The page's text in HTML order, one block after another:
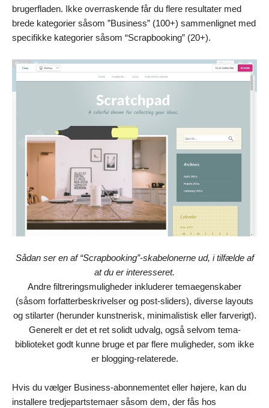
brugerfladen. Ikke overraskende får du flere resultater med
brede kategorier såsom ”Business” (100+) sammenlignet med
specifikke kategorier såsom “Scrapbooking” (20+).
Sådan ser en af “Scrapbooking”-skabelonerne ud, i tilfælde af
at du er interesseret.
Andre filtreringsmuligheder inkluderer temaegenskaber
(såsom forfatterbeskrivelser og post-sliders), diverse layouts
og stilarter (herunder kunstnerisk, minimalistisk eller farverigt).
Generelt er det et ret solidt udvalg, også selvom tema-
biblioteket godt kunne bruge et par flere muligheder, som ikke
er blogging-relaterede.
Hvis du vælger Business-abonnementet eller højere, kan du
installere tredjepartstemaer såsom dem, der fås hos